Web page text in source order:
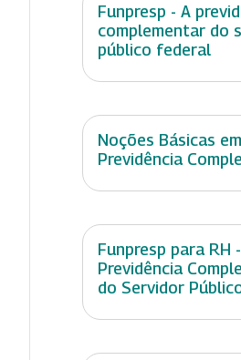
Funpresp - A
complementar do
público federal
Noções Básicas em
Previdência
Funpresp para RH
Previdência
do Servidor